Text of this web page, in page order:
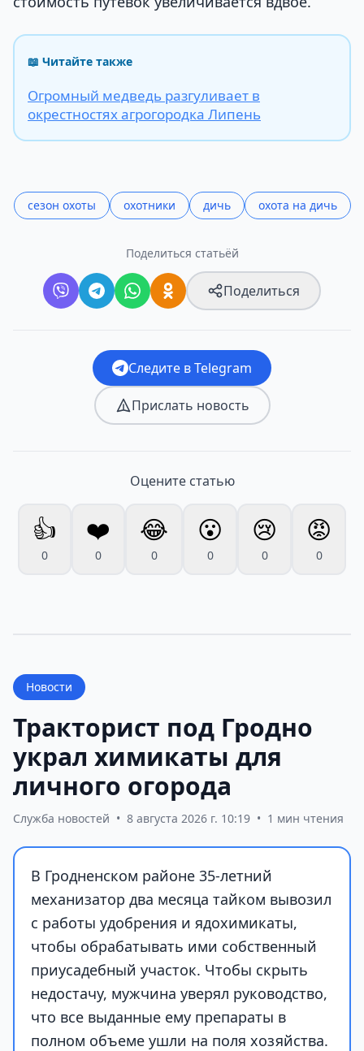
📖 Читайте также
Огромный медведь разгуливает в
окрестностях агрогородка Липень
сезон охоты охотники дичь охота на дичь
Поделиться статьёй
Поделиться
Следите в Telegram
Прислать новость
Оцените статью
👍
0
❤️
0
😂
0
😮
0
😢
0
😡
0
Новости
Тракторист под Гродно
украл химикаты для
личного огорода
Служба новостей • 8 августа 2026 г. 10:19 • 1 мин чтения
В Гродненском районе 35-летний
механизатор два месяца тайком вывозил
с работы удобрения и ядохимикаты,
чтобы обрабатывать ими собственный
приусадебный участок. Чтобы скрыть
недостачу, мужчина уверял руководство,
что все выданные ему препараты в
полном объеме ушли на поля хозяйства.